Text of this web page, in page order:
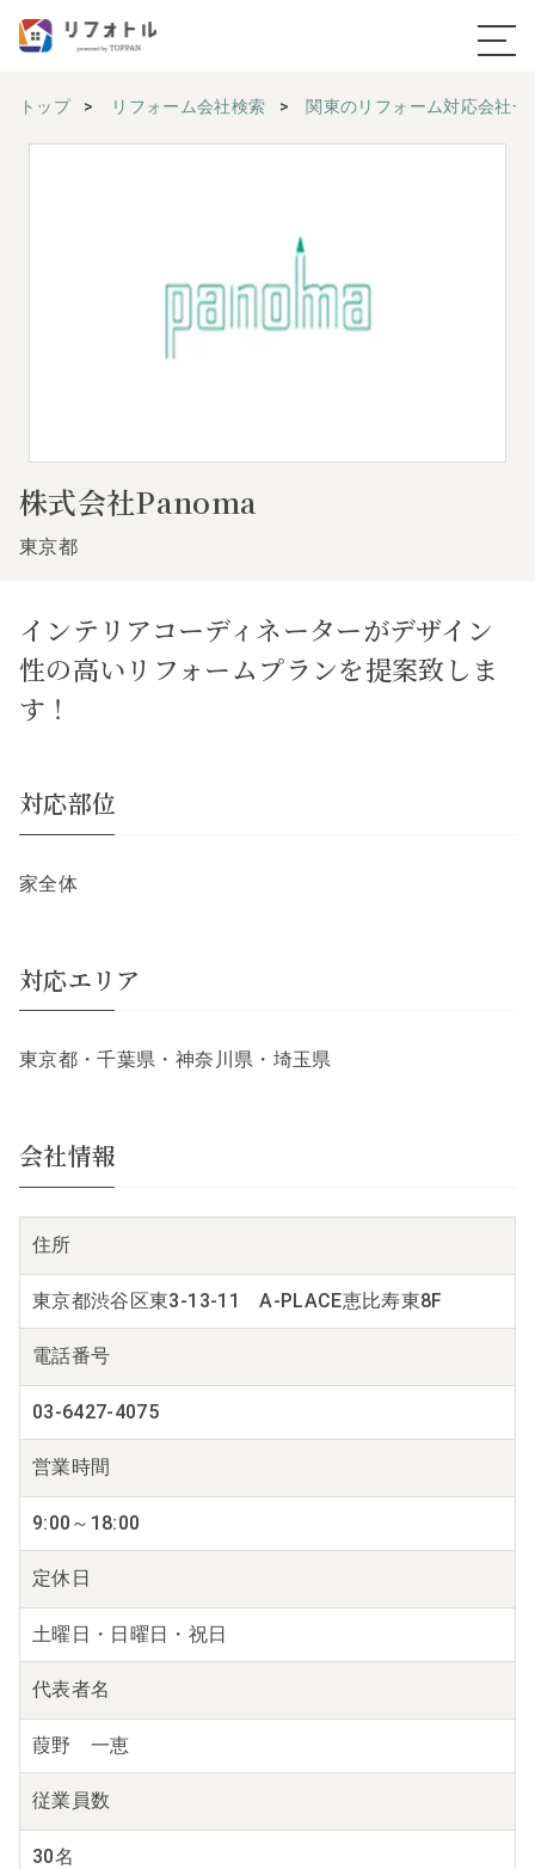
トップ リフォーム会社検索 関東のリフォーム対応会社一
株式会社Panoma
東京都
インテリアコーディネーターがデザイン
性の高いリフォームプランを提案致しま
す！
対応部位
家全体
対応エリア
東京都・千葉県・神奈川県・埼玉県
会社情報
住所
東京都渋谷区東3-13-11 A-PLACE恵比寿東8F
電話番号
03-6427-4075
営業時間
9:00～18:00
定休日
土曜日・日曜日・祝日
代表者名
葭野 一恵
従業員数
30名